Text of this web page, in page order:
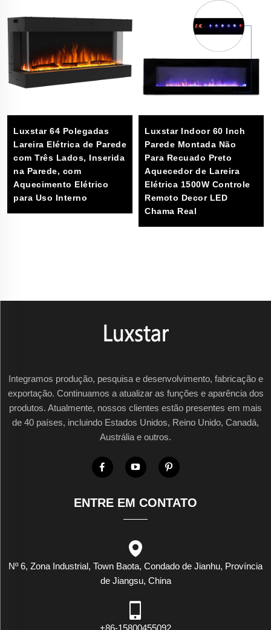
Luxstar 64 Polegadas
Lareira Elétrica de Parede
com Três Lados, Inserida
na Parede, com
Aquecimento Elétrico
para Uso Interno
Luxstar Indoor 60 Inch
Parede Montada Não
Para Recuado Preto
Aquecedor de Lareira
Elétrica 1500W Controle
Remoto Decor LED
Chama Real
Integramos produção, pesquisa e desenvolvimento, fabricação e
exportação. Continuamos a atualizar as funções e aparência dos
produtos. Atualmente, nossos clientes estão presentes em mais
de 40 países, incluindo Estados Unidos, Reino Unido, Canadá,
Austrália e outros.
ENTRE EM CONTATO
Nº 6, Zona Industrial, Town Baota, Condado de Jianhu, Província
de Jiangsu, China
+86-15800455092